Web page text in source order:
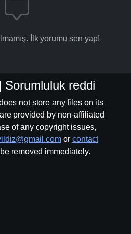
İlk yorumu sen yap!
Sorumluluk reddi
not store any files on its
provided by non-affiliated
of any copyright issues,
or contact
removed immediately.